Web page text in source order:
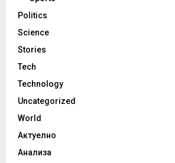
Politics
Science
Stories
Tech
Technology
Uncategorized
World
Актуелно
Анализа